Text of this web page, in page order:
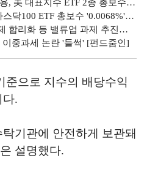
2종 총보수 '0.0062%'로 다시 인하 [ETF 통신]
수 '0.0068%'로 인하…10분의 1 파격 [ETF 통신]
과제 추진…가상자산ETF 허용 지속 건의"
중과세 논란 '들썩' [펀드줌인]
준으로 지수의 배당수익
다.
기관에 안전하게 보관돼
설명했다.